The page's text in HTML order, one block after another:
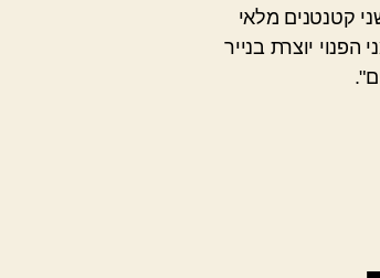
קטנטנים מלאי
יוצרת בנייר